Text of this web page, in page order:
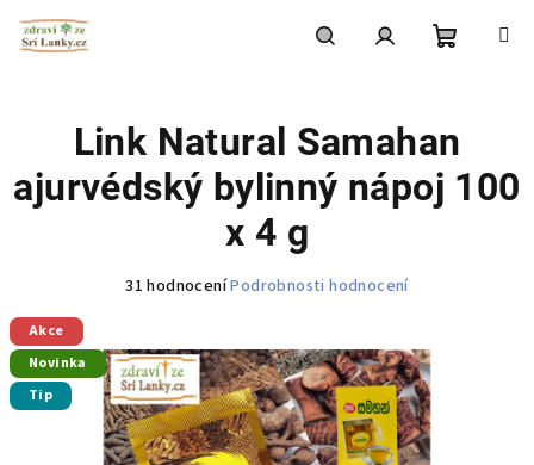
obsah
košík
Link Natural Samahan
ajurvédský bylinný nápoj 100
x 4 g
Průměrné
je
4,6
z
5
hvězdiček.
31 hodnoceníPodrobnosti hodnocení
Akce
Novinka
Tip